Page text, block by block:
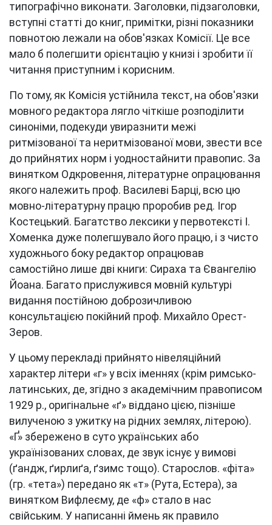
типографічно виконати. Заголовки, підзаголовки,
вступні статті до книг, примітки, різні показники
повнотою лежали на обов'язках Комісії. Це все
мало б полегшити орієнтацію у книзі і зробити її
читання приступним і корисним.
По тому, як Комісія устійнила текст, на обов'язки
мовного редактора лягло чіткіше розподілити
синоніми, подекуди увиразнити межі
ритмізованої та неритмізованої мови, звести все
до прийнятих норм і уодностайнити правопис. За
винятком Одкровення, літературне опрацювання
якого належить проф. Василеві Барці, всю цю
мовно-літературну працю проробив ред. Ігор
Костецький. Багатство лексики у первотексті І.
Хоменка дуже полегшувало його працю, і з чисто
художнього боку редактор опрацював
самостійно лише дві книги: Сираха та Євангелію
Йоана. Багато прислужився мовній культурі
видання постійною доброзичливою
консультацією покійний проф. Михайло Орест-
Зеров.
У цьому перекладі прийнято нівеляційний
характер літери «г» у всіх іменнях (крім римсько-
латинських, де, згідно з академічним правописом
1929 р., оригінальне «ґ» віддано цією, пізніше
вилученою з ужитку на рідних землях, літерою).
«Ґ» збережено в суто українських або
українізованих словах, де звук існує у вимові
(ґандж, ґирлиґа, ґзимс тощо). Старослов. «фіта»
(гр. «тета») передано як «т» (Рута, Естера), за
винятком Вифлеєму, де «ф» стало в нас
свійським. У написанні ймень як правило